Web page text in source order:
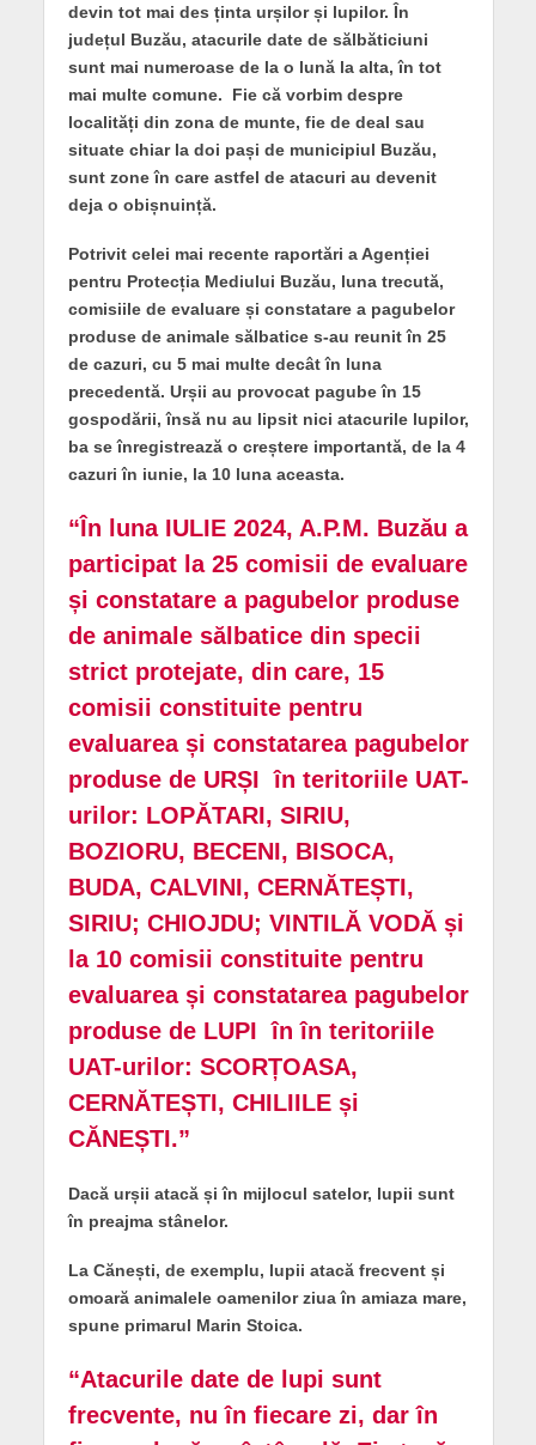
devin tot mai des ținta urșilor și lupilor. În
județul Buzău, atacurile date de sălbăticiuni
sunt mai numeroase de la o lună la alta, în tot
mai multe comune. Fie că vorbim despre
localități din zona de munte, fie de deal sau
situate chiar la doi pași de municipiul Buzău,
sunt zone în care astfel de atacuri au devenit
deja o obișnuință.
Potrivit celei mai recente raportări a Agenției
pentru Protecția Mediului Buzău, luna trecută,
comisiile de evaluare și constatare a pagubelor
produse de animale sălbatice s-au reunit în 25
de cazuri, cu 5 mai multe decât în luna
precedentă. Urșii au provocat pagube în 15
gospodării, însă nu au lipsit nici atacurile lupilor,
ba se înregistrează o creștere importantă, de la 4
cazuri în iunie, la 10 luna aceasta.
“În luna IULIE 2024, A.P.M. Buzău a
participat la 25 comisii de evaluare
și constatare a pagubelor produse
de animale sălbatice din specii
strict protejate, din care, 15
comisii constituite pentru
evaluarea și constatarea pagubelor
produse de URȘI în teritoriile UAT-
urilor: LOPĂTARI, SIRIU,
BOZIORU, BECENI, BISOCA,
BUDA, CALVINI, CERNĂTEȘTI,
SIRIU; CHIOJDU; VINTILĂ VODĂ și
la 10 comisii constituite pentru
evaluarea și constatarea pagubelor
produse de LUPI în în teritoriile
UAT-urilor: SCORȚOASA,
CERNĂTEȘTI, CHILIILE și
CĂNEȘTI.”
Dacă urșii atacă și în mijlocul satelor, lupii sunt
în preajma stânelor.
La Cănești, de exemplu, lupii atacă frecvent și
omoară animalele oamenilor ziua în amiaza mare,
spune primarul Marin Stoica.
“Atacurile date de lupi sunt
frecvente, nu în fiecare zi, dar în